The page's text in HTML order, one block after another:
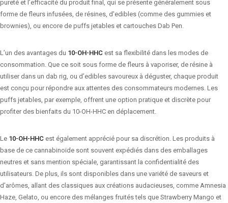
pureté et l’efficacité du produit final, qui se présente généralement sous
forme de fleurs infusées, de résines, d'edibles (comme des gummies et
brownies), ou encore de puffs jetables et cartouches Dab Pen.
L’un des avantages du 10-OH-HHC est sa flexibilité dans les modes de
consommation. Que ce soit sous forme de fleurs à vaporiser, de résine à
utiliser dans un dab rig, ou d’edibles savoureux à déguster, chaque produit
est conçu pour répondre aux attentes des consommateurs modernes. Les
puffs jetables, par exemple, offrent une option pratique et discrète pour
profiter des bienfaits du 10-OH-HHC en déplacement.
Le 10-OH-HHC est également apprécié pour sa discrétion. Les produits à
base de ce cannabinoïde sont souvent expédiés dans des emballages
neutres et sans mention spéciale, garantissant la confidentialité des
utilisateurs. De plus, ils sont disponibles dans une variété de saveurs et
d’arômes, allant des classiques aux créations audacieuses, comme Amnesia
Haze, Gelato, ou encore des mélanges fruités tels que Strawberry Mango et